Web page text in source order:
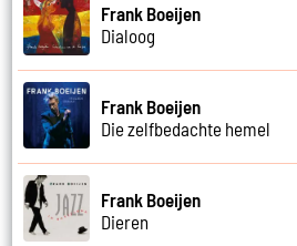
Frank Boeijen
Dialoog
Frank Boeijen
Die zelfbedachte hemel
Frank Boeijen
Dieren